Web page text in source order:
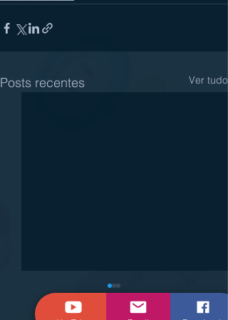
Posts recentes Ver tudo